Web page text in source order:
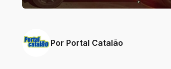
Por Portal Catalão